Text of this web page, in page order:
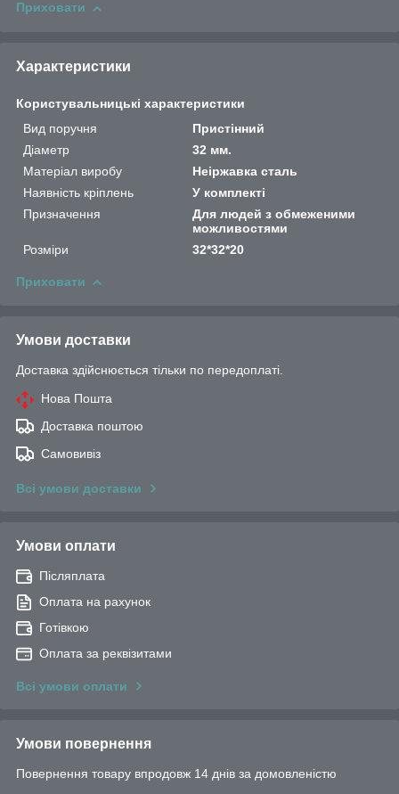
Приховати
Характеристики
Користувальницькі характеристики
Вид поручня
Пристінний
Діаметр
32 мм.
Матеріал виробу
Неіржавка сталь
Наявність кріплень
У комплекті
Призначення
Для людей з обмеженими
можливостями
Розміри
32*32*20
Приховати
Умови доставки
Доставка здійснюється тільки по передоплаті.
Нова Пошта
Доставка поштою
Самовивіз
Всі умови доставки
Умови оплати
Післяплата
Оплата на рахунок
Готівкою
Оплата за реквізитами
Всі умови оплати
Умови повернення
Повернення товару впродовж 14 днів за домовленістю